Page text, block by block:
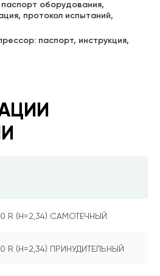
оборудования,
протокол испытаний,
паспорт, инструкция,
R (Н=2,34) САМОТЕЧНЫЙ
R (Н=2,34) ПРИНУДИТЕЛЬНЫЙ